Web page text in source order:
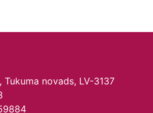
novads, LV-3137